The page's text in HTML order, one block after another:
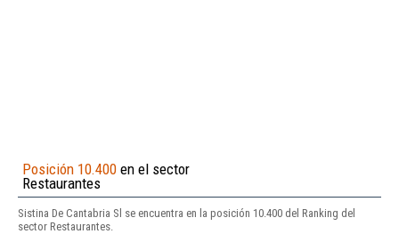
Posición 10.400 en el sector
Restaurantes
Sistina De Cantabria Sl se encuentra en la posición 10.400 del Ranking del
sector Restaurantes.